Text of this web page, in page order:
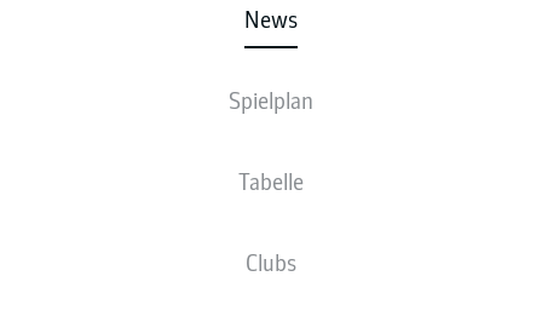
News
Spielplan
Tabelle
Clubs
Zum Abschied nochmal Deutscher Meister... und vielleicht Pokalsieger?